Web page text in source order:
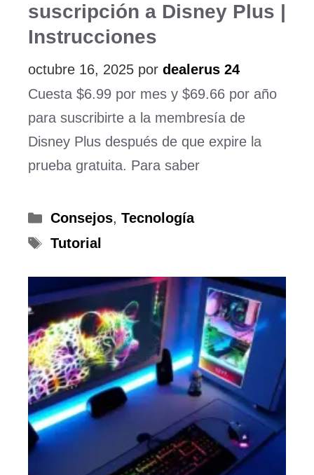
suscripción a Disney Plus |
Instrucciones
octubre 16, 2025 por dealerus 24
Cuesta $6.99 por mes y $69.66 por año
para suscribirte a la membresía de
Disney Plus después de que expire la
prueba gratuita. Para saber
Categorías
Consejos, Tecnología
Etiquetas
Tutorial